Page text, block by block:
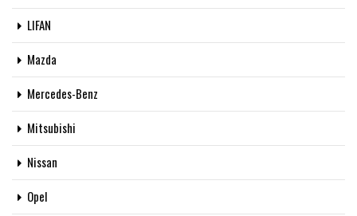
LIFAN
Mazda
Mercedes-Benz
Mitsubishi
Nissan
Opel